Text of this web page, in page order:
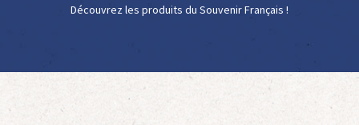
Découvrez les produits du Souvenir Français !